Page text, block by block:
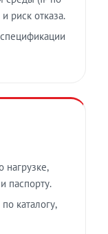
риск отказа.
нагрузке,
паспорту.
каталогу,